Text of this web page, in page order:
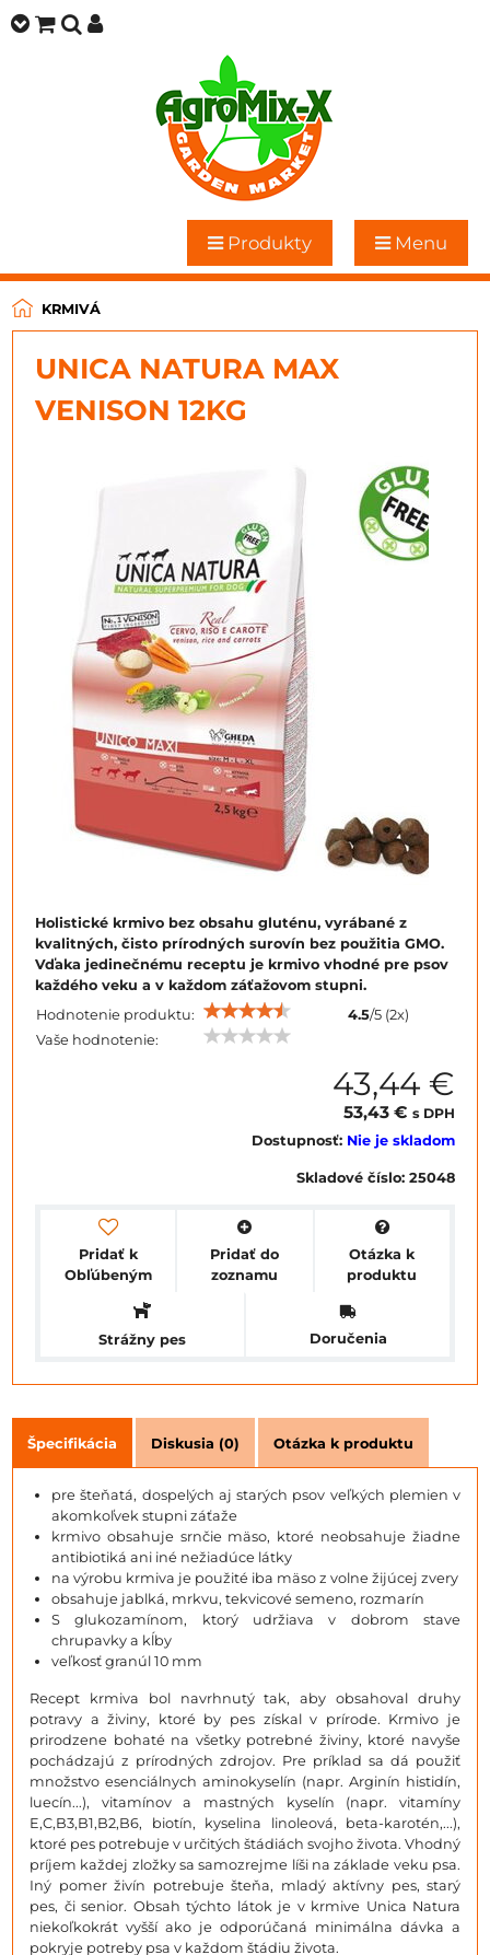
Produkty Menu
KRMIVÁ
UNICA NATURA MAX
VENISON 12KG
Holistické krmivo bez obsahu gluténu, vyrábané z
kvalitných, čisto prírodných surovín bez použitia GMO.
Vďaka jedinečnému receptu je krmivo vhodné pre psov
každého veku a v každom záťažovom stupni.
Hodnotenie produktu:
4.5/5 (2x)
Vaše hodnotenie:
43,44 €
53,43 € s DPH
Dostupnosť: Nie je skladom
Skladové číslo: 25048
Pridať k
Obľúbeným
Pridať do
zoznamu
Otázka k
produktu
Strážny pes Doručenia
Špecifikácia Diskusia (0) Otázka k produktu
pre šteňatá, dospelých aj starých psov veľkých plemien v
akomkoľvek stupni záťaže
krmivo obsahuje srnčie mäso, ktoré neobsahuje žiadne
antibiotiká ani iné nežiadúce látky
na výrobu krmiva je použité iba mäso z volne žijúcej zvery
obsahuje jablká, mrkvu, tekvicové semeno, rozmarín
S glukozamínom, ktorý udržiava v dobrom stave
chrupavky a kĺby
veľkosť granúl 10 mm
Recept krmiva bol navrhnutý tak, aby obsahoval druhy
potravy a živiny, ktoré by pes získal v prírode. Krmivo je
prirodzene bohaté na všetky potrebné živiny, ktoré navyše
pochádzajú z prírodných zdrojov. Pre príklad sa dá použiť
množstvo esenciálnych aminokyselín (napr. Arginín histidín,
luecín...), vitamínov a mastných kyselín (napr. vitamíny
E,C,B3,B1,B2,B6, biotín, kyselina linoleová, beta-karotén,...),
ktoré pes potrebuje v určitých štádiách svojho života. Vhodný
príjem každej zložky sa samozrejme líši na základe veku psa.
Iný pomer živín potrebuje šteňa, mladý aktívny pes, starý
pes, či senior. Obsah týchto látok je v krmive Unica Natura
niekoľkokrát vyšší ako je odporúčaná minimálna dávka a
pokryje potreby psa v každom štádiu života.